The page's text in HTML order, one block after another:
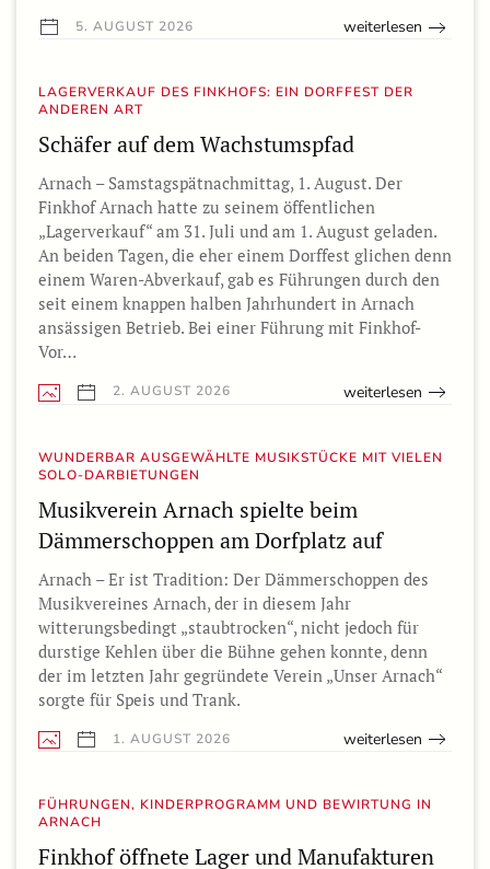
5. AUGUST 2026 weiterlesen
LAGERVERKAUF DES FINKHOFS: EIN DORFFEST DER
ANDEREN ART
Schäfer auf dem Wachstumspfad
Arnach – Samstagspätnachmittag, 1. August. Der
Finkhof Arnach hatte zu seinem öffentlichen
„Lagerverkauf“ am 31. Juli und am 1. August geladen.
An beiden Tagen, die eher einem Dorffest glichen denn
einem Waren-Abverkauf, gab es Führungen durch den
seit einem knappen halben Jahrhundert in Arnach
ansässigen Betrieb. Bei einer Führung mit Finkhof-
Vor…
2. AUGUST 2026 weiterlesen
WUNDERBAR AUSGEWÄHLTE MUSIKSTÜCKE MIT VIELEN
SOLO-DARBIETUNGEN
Musikverein Arnach spielte beim
Dämmerschoppen am Dorfplatz auf
Arnach – Er ist Tradition: Der Dämmerschoppen des
Musikvereines Arnach, der in diesem Jahr
witterungsbedingt „staubtrocken“, nicht jedoch für
durstige Kehlen über die Bühne gehen konnte, denn
der im letzten Jahr gegründete Verein „Unser Arnach“
sorgte für Speis und Trank.
1. AUGUST 2026 weiterlesen
FÜHRUNGEN, KINDERPROGRAMM UND BEWIRTUNG IN
ARNACH
Finkhof öffnete Lager und Manufakturen